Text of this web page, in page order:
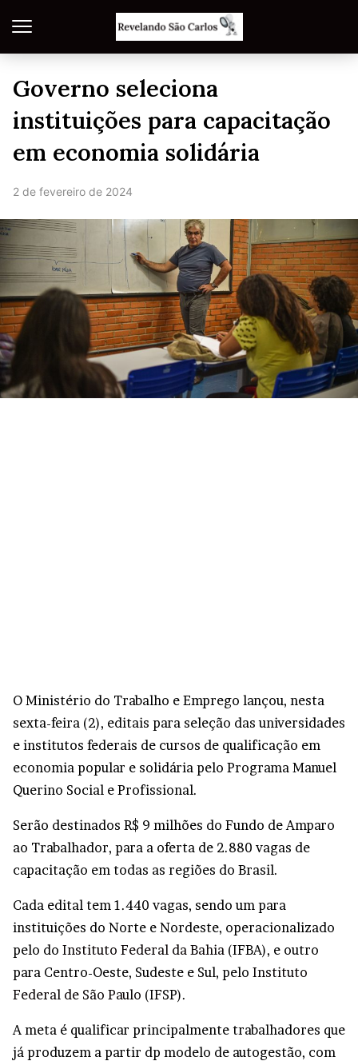
Governo seleciona
instituições para capacitação
em economia solidária
2 de fevereiro de 2024
O Ministério do Trabalho e Emprego lançou, nesta
sexta-feira (2), editais para seleção das universidades
e institutos federais de cursos de qualificação em
economia popular e solidária pelo Programa Manuel
Querino Social e Profissional.
Serão destinados R$ 9 milhões do Fundo de Amparo
ao Trabalhador, para a oferta de 2.880 vagas de
capacitação em todas as regiões do Brasil.
Cada edital tem 1.440 vagas, sendo um para
instituições do Norte e Nordeste, operacionalizado
pelo do Instituto Federal da Bahia (IFBA), e outro
para Centro-Oeste, Sudeste e Sul, pelo Instituto
Federal de São Paulo (IFSP).
A meta é qualificar principalmente trabalhadores que
já produzem a partir dp modelo de autogestão, com